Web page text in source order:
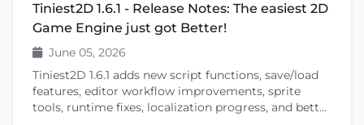
Tiniest2D 1.6.1 - Release Notes: The easiest 2D
Game Engine just got Better!
June 05, 2026
Tiniest2D 1.6.1 adds new script functions, save/load
features, editor workflow improvements, sprite
tools, runtime fixes, localization progress, and better